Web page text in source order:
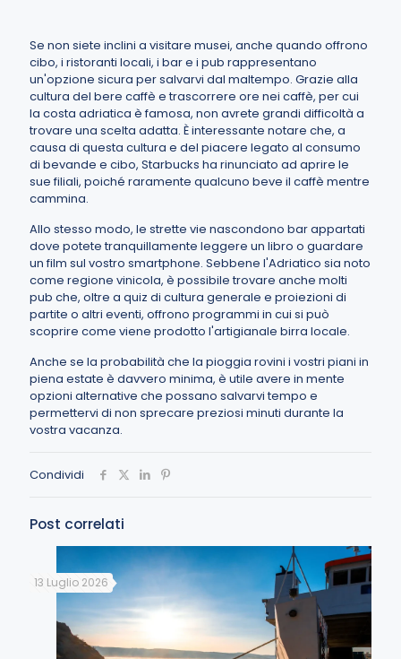
Se non siete inclini a visitare musei, anche quando offrono
cibo, i ristoranti locali, i bar e i pub rappresentano
un'opzione sicura per salvarvi dal maltempo. Grazie alla
cultura del bere caffè e trascorrere ore nei caffè, per cui
la costa adriatica è famosa, non avrete grandi difficoltà a
trovare una scelta adatta. È interessante notare che, a
causa di questa cultura e del piacere legato al consumo
di bevande e cibo, Starbucks ha rinunciato ad aprire le
sue filiali, poiché raramente qualcuno beve il caffè mentre
cammina.
Allo stesso modo, le strette vie nascondono bar appartati
dove potete tranquillamente leggere un libro o guardare
un film sul vostro smartphone. Sebbene l'Adriatico sia noto
come regione vinicola, è possibile trovare anche molti
pub che, oltre a quiz di cultura generale e proiezioni di
partite o altri eventi, offrono programmi in cui si può
scoprire come viene prodotto l'artigianale birra locale.
Anche se la probabilità che la pioggia rovini i vostri piani in
piena estate è davvero minima, è utile avere in mente
opzioni alternative che possano salvarvi tempo e
permettervi di non sprecare preziosi minuti durante la
vostra vacanza.
Condividi
Post correlati
13 Luglio 2026